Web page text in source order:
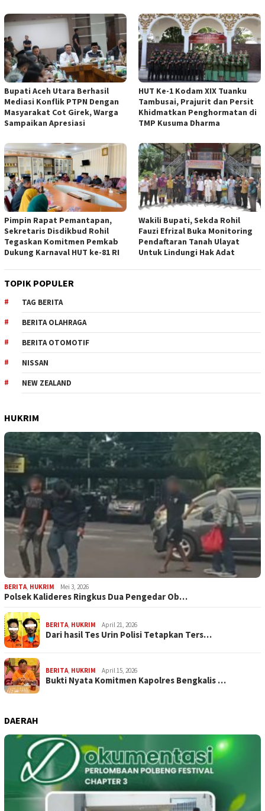
Bupati Aceh Utara Berhasil
Mediasi Konflik PTPN Dengan
Masyarakat Cot Girek, Warga
Sampaikan Apresiasi
HUT Ke-1 Kodam XIX Tuanku
Tambusai, Prajurit dan Persit
Khidmatkan Penghormatan di
TMP Kusuma Dharma
Pimpin Rapat Pemantapan,
Sekretaris Disdikbud Rohil
Tegaskan Komitmen Pemkab
Dukung Karnaval HUT ke-81 RI
Wakili Bupati, Sekda Rohil
Fauzi Efrizal Buka Monitoring
Pendaftaran Tanah Ulayat
Untuk Lindungi Hak Adat
TOPIK POPULER
TAG BERITA
BERITA OLAHRAGA
BERITA OTOMOTIF
NISSAN
NEW ZEALAND
HUKRIM
BERITA, HUKRIM Mei 3, 2026
Polsek Kalideres Ringkus Dua Pengedar Ob…
BERITA, HUKRIM April 21, 2026
Dari hasil Tes Urin Polisi Tetapkan Ters…
BERITA, HUKRIM April 15, 2026
Bukti Nyata Komitmen Kapolres Bengkalis …
DAERAH